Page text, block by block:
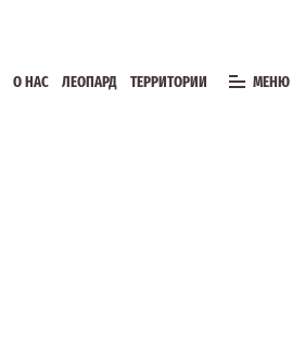
О НАС ЛЕОПАРД ТЕРРИТОРИИ МЕНЮ